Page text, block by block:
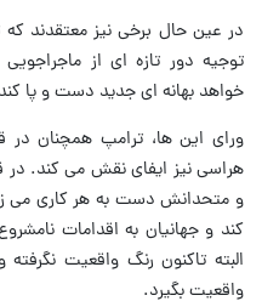
در عین حال برخی نیز معتقدند
توجیه دور تازه ای از
خواهد بهانه ای جدید دست و پا کند
ورای این ها، ترامپ همچنان در
هراسی نیز ایفای نقش می کند. در
و متحدانش دست به هر کاری می
کند و جهانیان به اقدامات
البته تاکنون رنگ واقعیت
واقعیت بگیرد.